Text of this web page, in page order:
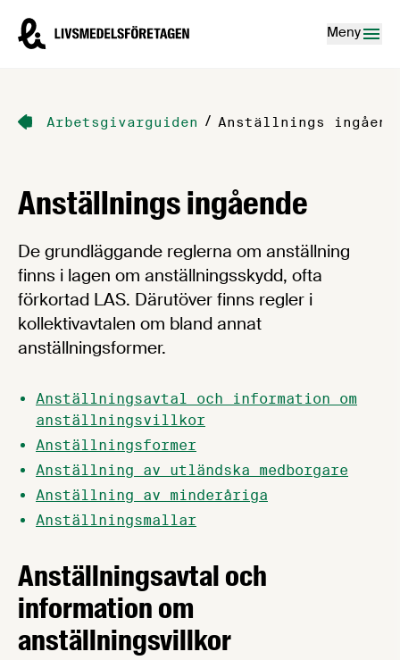
Livsmedelsföretagen – till startsidan
Meny
Arbetsgivarguiden / Anställnings
Anställnings ingående
De grundläggande reglerna om anställning
finns i lagen om anställningsskydd, ofta
förkortad LAS. Därutöver finns regler i
kollektivavtalen om bland annat
anställningsformer.
Anställningsavtal och information om
anställningsvillkor
Anställningsformer
Anställning av utländska medborgare
Anställning av minderåriga
Anställningsmallar
Anställningsavtal och
information om
anställningsvillkor